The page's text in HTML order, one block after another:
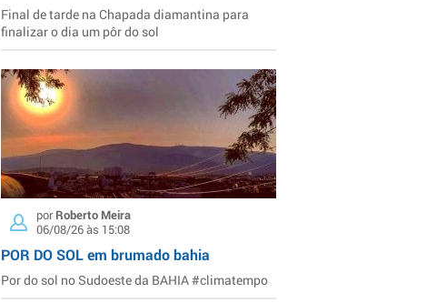
Final de tarde na Chapada diamantina para
finalizar o dia um pôr do sol
porRoberto Meira
06/08/26 às 15:08
POR DO SOL em brumado bahia
Por do sol no Sudoeste da BAHIA #climatempo